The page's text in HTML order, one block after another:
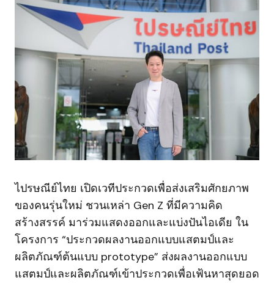
ไปรษณีย์ไทย เปิดเวทีประกวดเพื่อส่งเสริมศักยภาพ
ของคนรุ่นใหม่ ชวนเหล่า Gen Z ที่มีความคิด
สร้างสรรค์ มาร่วมแสดงออกและแบ่งปันไอเดีย ใน
โครงการ “ประกวดผลงานออกแบบแสตมป์และ
ผลิตภัณฑ์ต้นแบบ prototype” ส่งผลงานออกแบบ
แสตมป์และผลิตภัณฑ์เข้าประกวดเพื่อเฟ้นหาสุดยอด